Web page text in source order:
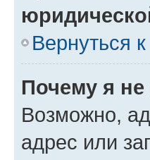
Вернуться
Почему я не
Возможно,
адрес или